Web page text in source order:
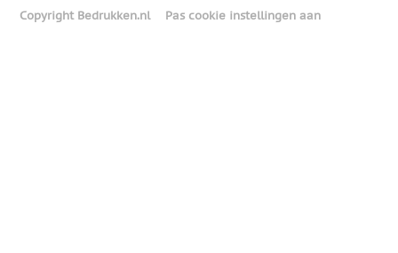
Copyright Bedrukken.nl Pas cookie instellingen aan